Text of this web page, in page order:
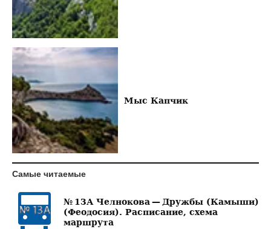
Мыс Капчик
Самые читаемые
№ 13А Челнокова — Дружбы (Камыши)
(Феодосия). Расписание, схема
маршрута